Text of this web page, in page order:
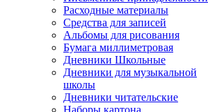
Расходные материалы
Средства для записей
Альбомы для рисования
Бумага миллиметровая
Дневники Школьные
Дневники для музыкальной
школы
Дневники читательские
Наборы картона